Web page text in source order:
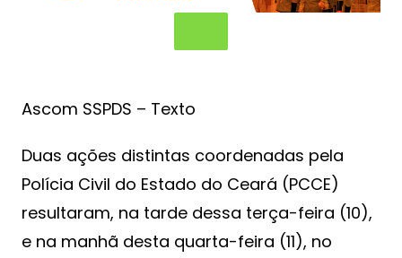
Ascom SSPDS – Texto
Duas ações distintas coordenadas pela
Polícia Civil do Estado do Ceará (PCCE)
resultaram, na tarde dessa terça-feira (10),
e na manhã desta quarta-feira (11), no